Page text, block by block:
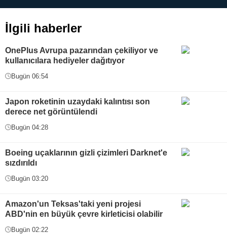
İlgili haberler
OnePlus Avrupa pazarından çekiliyor ve
kullanıcılara hediyeler dağıtıyor
Bugün 06:54
Japon roketinin uzaydaki kalıntısı son
derece net görüntülendi
Bugün 04:28
Boeing uçaklarının gizli çizimleri Darknet'e
sızdırıldı
Bugün 03:20
Amazon'un Teksas'taki yeni projesi
ABD'nin en büyük çevre kirleticisi olabilir
Bugün 02:22